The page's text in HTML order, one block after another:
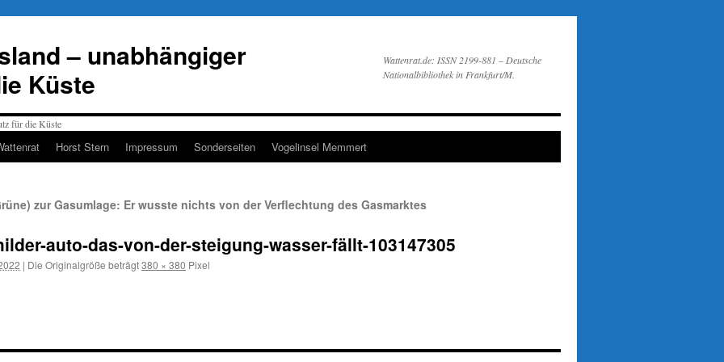
– unabhängiger
Küste
Wattenrat.de: ISSN 2199-881 – Deutsche
Nationalbibliothek in Frankfurt/M.
Horst Stern Impressum Sonderseiten Vogelinsel Memmert
zur Gasumlage: Er wusste nichts von der Verflechtung des Gasmarktes
auto-das-von-der-steigung-wasser-fällt-103147305
| Die Originalgröße beträgt380 × 380 Pixel